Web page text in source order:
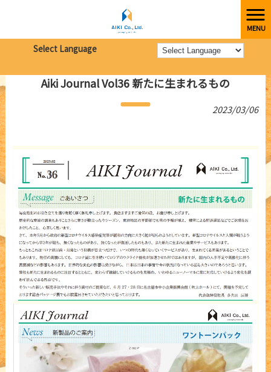
MENU
Select Language
株式会社愛起 > 新着情報 Aiki Journal Vol36 新たに生まれるもの
Aiki Journal Vol36 新たに生まれるもの
2023/03/06